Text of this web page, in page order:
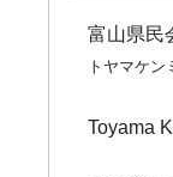
富山県民
トヤマケ
Toyama